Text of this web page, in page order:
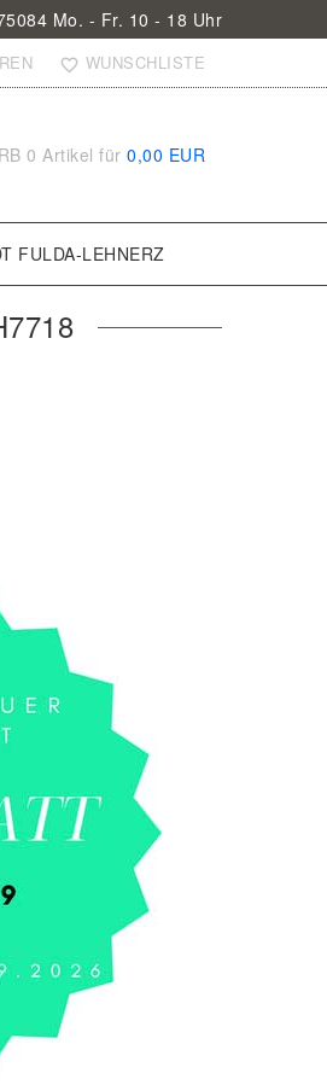
Mo. - Fr. 10 - 18 Uhr
WUNSCHLISTE
0 Artikel für 0,00 EUR
FULDA-LEHNERZ